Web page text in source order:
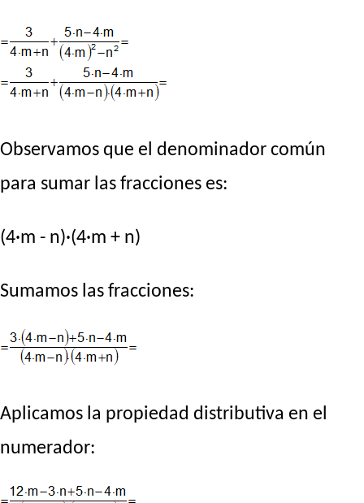
Observamos que el denominador común
para sumar las fracciones es:
(4·m - n)·(4·m + n)
Sumamos las fracciones:
Aplicamos la propiedad distributiva en el
numerador: